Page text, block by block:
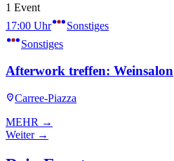
1 Event
17:00 Uhr
Sonstiges
Sonstiges
Afterwork treffen: Weinsalon
Carree-Piazza
MEHR →
Weiter →